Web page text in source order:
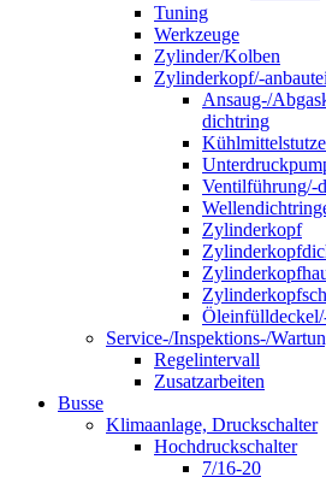
Tuning
Werkzeuge
Zylinder/Kolben
Zylinderkopf/-
Ansaug-/
dichtring
Ventilführung/-
Zylinderkopf
Service-/Inspektions-/
Regelintervall
Zusatzarbeiten
Busse
Klimaanlage, Druckschalter
Hochdruckschalter
7/16-20